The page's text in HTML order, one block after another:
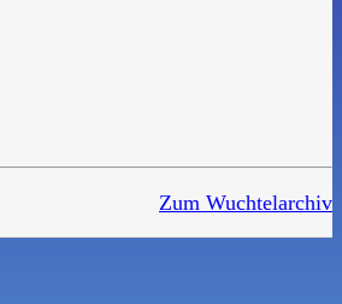
Zum Wuchtelarchiv